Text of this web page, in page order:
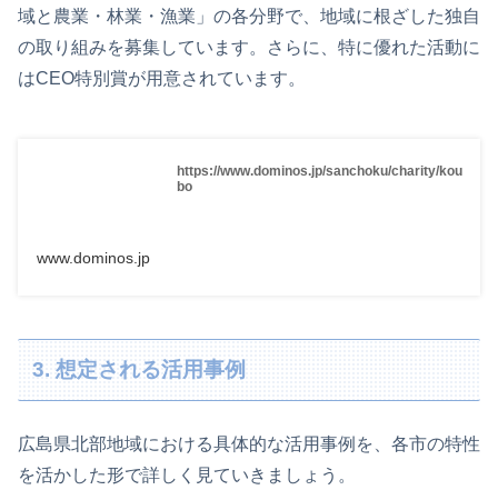
域と農業・林業・漁業」の各分野で、地域に根ざした独自
の取り組みを募集しています。さらに、特に優れた活動に
はCEO特別賞が用意されています。
https://www.dominos.jp/sanchoku/charity/kou
bo
www.dominos.jp
3. 想定される活用事例
広島県北部地域における具体的な活用事例を、各市の特性
を活かした形で詳しく見ていきましょう。